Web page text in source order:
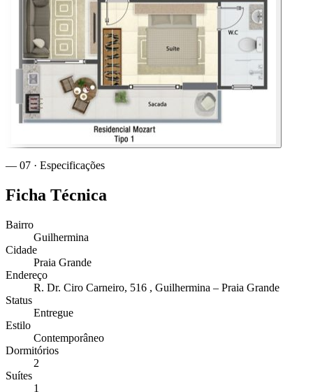
— 07 · Especificações
Ficha Técnica
Bairro
Guilhermina
Cidade
Praia Grande
Endereço
R. Dr. Ciro Carneiro, 516 , Guilhermina – Praia Grande
Status
Entregue
Estilo
Contemporâneo
Dormitórios
2
Suítes
1